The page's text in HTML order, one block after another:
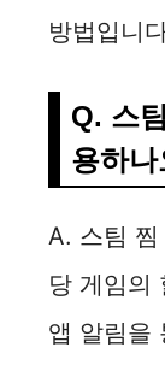
방법입니
Q. 스
용하
A. 스팀 찜
당 게임의
앱 알림을